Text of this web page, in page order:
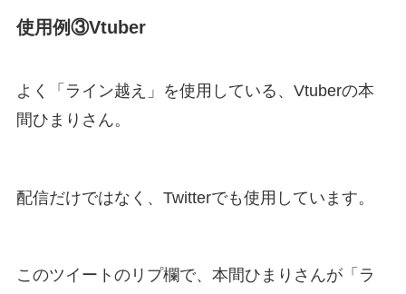
使用例③Vtuber
よく「ライン越え」を使用している、Vtuberの本
間ひまりさん。
配信だけではなく、Twitterでも使用しています。
このツイートのリプ欄で、本間ひまりさんが「ラ